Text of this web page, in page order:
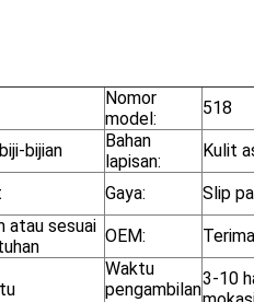
Nomor
model:
518
bijian
Bahan
lapisan:
Kulit
Gaya: Slip
atau sesuai OEM:
Waktu
pengambilan
3-10